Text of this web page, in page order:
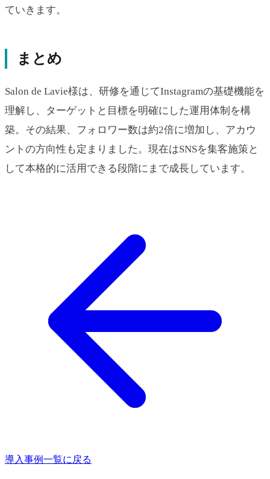
ていきます。
まとめ
Salon de Lavie様は、研修を通じてInstagramの基礎機能を
理解し、ターゲットと目標を明確にした運用体制を構
築。その結果、フォロワー数は約2倍に増加し、アカウ
ントの方向性も定まりました。現在はSNSを集客施策と
して本格的に活用できる段階にまで成長しています。
導入事例一覧に戻る